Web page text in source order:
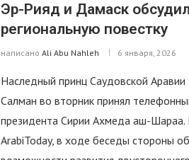
Эр-Рияд и Дамаск
региональную повестку
написано Ali Abu Nahleh 6 января, 2026
Наследный принц Саудовской
Салман во вторник принял
президента Сирии Ахмеда аш-Шараа.
ArabiToday, в ходе беседы стороны